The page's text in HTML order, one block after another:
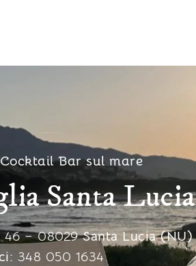
Bar sul mare
Santa Lucia
46 – 08029Santa Lucia (NU)
348 050 1634